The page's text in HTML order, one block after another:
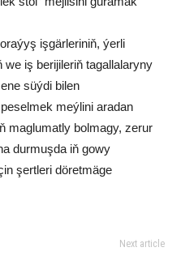
işgärleriniň, ýerli
iş berijileriň tagallalaryny
süýdi bilen
meýlini aradan
maglumatly bolmagy, zerur
durmuşda iň gowy
şertleri döretmäge
Next article